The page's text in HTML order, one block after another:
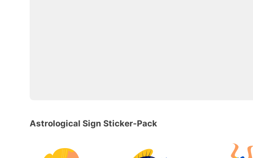
Astrological Sign Sticker-Pack